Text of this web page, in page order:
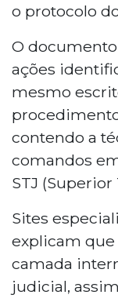
o protocolo
O
ações
mesmo
contendo a
comandos
STJ
Sites
explicam
camada
judicial,